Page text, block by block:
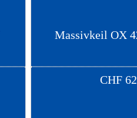
Massivkeil OX
CHF